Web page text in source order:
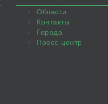
Области
Контакты
Города
Пресс-центр